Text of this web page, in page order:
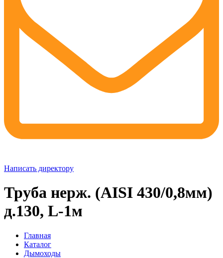
Написать директору
Труба нерж. (AISI 430/0,8мм)
д.130, L-1м
Главная
Каталог
Дымоходы